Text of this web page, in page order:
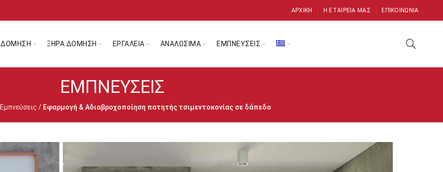
ΑΡΧΙΚΉ Η ΕΤΑΙΡΕΊΑ ΜΑΣ ΕΠΙΚΟΙΝΩΝΊΑ
ΔΟΜΗΣΗ ΞΗΡΑ ΔΟΜΗΣΗ ΕΡΓΑΛΕΙΑ ΑΝΑΛΩΣΙΜΑ ΕΜΠΝΕΥΣΕΙΣ
ΕΜΠΝΕΎΣΕΙΣ
Εμπνεύσεις / Εφαρμογή & Αδιαβροχοποίηση πατητής τσιμεντοκονίας σε δάπεδο